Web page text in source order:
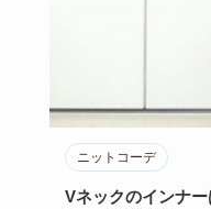
ニットコーデ
Vネックのインナ